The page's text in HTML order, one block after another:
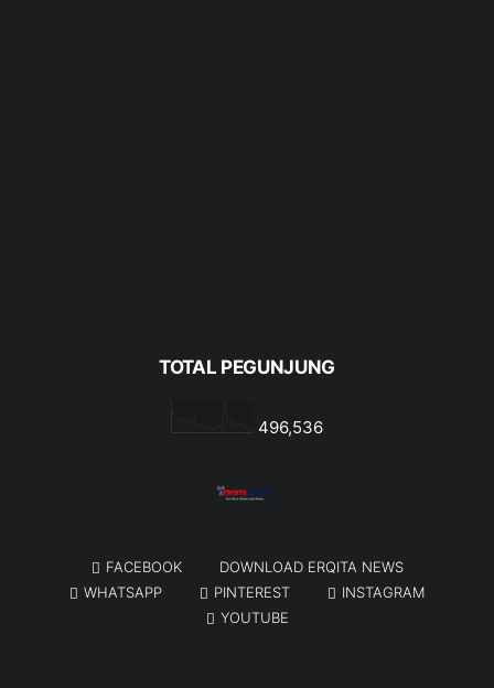
TOTAL PEGUNJUNG
496,536
FACEBOOK
DOWNLOAD ERQITA NEWS
WHATSAPP
PINTEREST
INSTAGRAM
YOUTUBE